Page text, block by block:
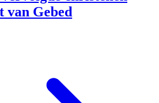
van Gebed